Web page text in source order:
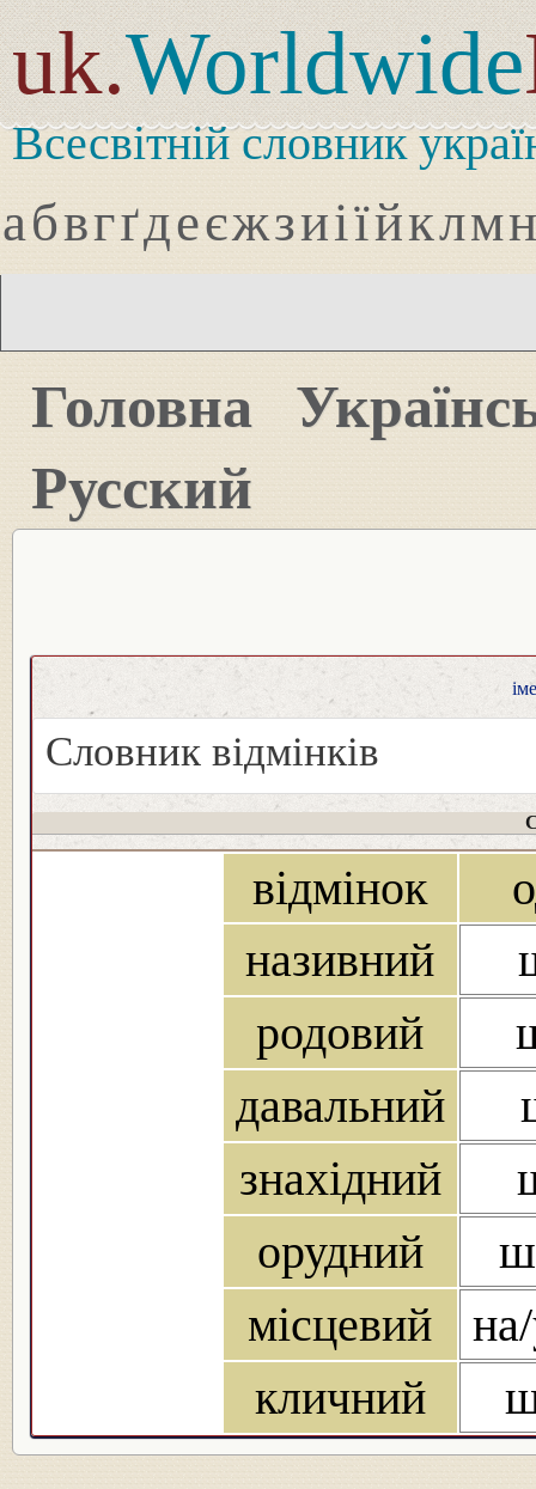
uk.Worldwide
Всесвітній словник
абвгґдеєжзиіїйклмн
Головна
Русский
Словник відмінків
відмінок
називний
родовий
давальний
знахідний
орудний
місцевий
кличний